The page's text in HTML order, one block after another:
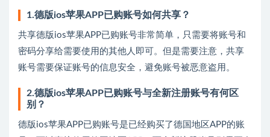
1.德版ios苹果APP已购账号如何共享？
共享德版ios苹果APP已购账号非常简单，只需要将账号和
密码分享给需要使用的其他人即可。但是需要注意，共享
账号需要保证账号的信息安全，避免账号被恶意盗用。
2.德版ios苹果APP已购账号与全新注册账号有何区
别？
德版ios苹果APP已购账号是已经购买了德国地区APP的账